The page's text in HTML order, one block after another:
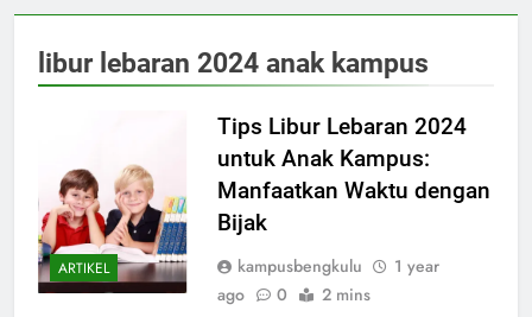
libur lebaran 2024 anak kampus
ARTIKEL
Tips Libur Lebaran 2024
untuk Anak Kampus:
Manfaatkan Waktu dengan
Bijak
kampusbengkulu
1 year
ago
0 2 mins